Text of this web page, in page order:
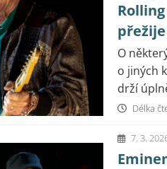
O
o jiných
drží
Délka
7. 3.